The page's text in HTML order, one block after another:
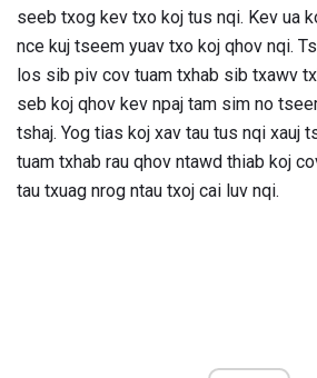
seeb txog kev txo koj tus nqi. Kev ua
nce kuj tseem yuav txo koj qhov nqi.
los sib piv cov tuam txhab sib txawv
seb koj qhov kev npaj tam sim no
tshaj. Yog tias koj xav tau tus nqi xauj
tuam txhab rau qhov ntawd thiab koj
tau txuag nrog ntau txoj cai luv nqi.